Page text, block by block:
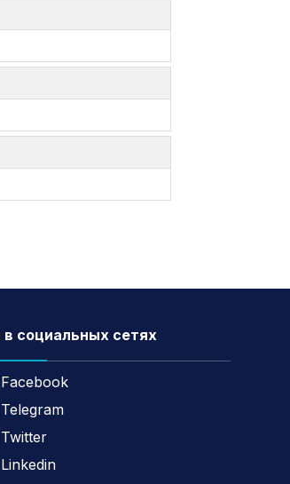
социальных сетях
Facebook
Telegram
Twitter
Linkedin